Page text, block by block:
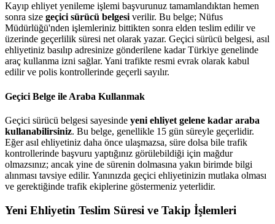
Kayıp ehliyet yenileme işlemi başvurunuz tamamlandıktan hemen
sonra size geçici sürücü belgesiverilir. Bu belge; Nüfus
Müdürlüğü'nden işlemleriniz bittikten sonra elden teslim edilir ve
üzerinde geçerlilik süresi net olarak yazar. Geçici sürücü belgesi, asıl
ehliyetiniz basılıp adresinize gönderilene kadar Türkiye genelinde
araç kullanma izni sağlar. Yani trafikte resmi evrak olarak kabul
edilir ve polis kontrollerinde geçerli sayılır.
Geçici Belge ile Araba Kullanmak
Geçici sürücü belgesi sayesinde yeni ehliyet gelene kadar araba
kullanabilirsiniz. Bu belge, genellikle 15 gün süreyle geçerlidir.
Eğer asıl ehliyetiniz daha önce ulaşmazsa, süre dolsa bile trafik
kontrollerinde başvuru yaptığınız görülebildiği için mağdur
olmazsınız; ancak yine de sürenin dolmasına yakın birimde bilgi
alınması tavsiye edilir. Yanınızda geçici ehliyetinizin mutlaka olması
ve gerektiğinde trafik ekiplerine göstermeniz yeterlidir.
Yeni Ehliyetin Teslim Süresi ve Takip İşlemleri